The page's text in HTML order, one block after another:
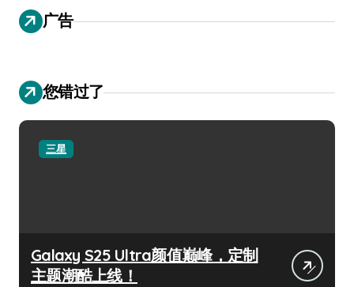
广告
您错过了
三星
Galaxy S25 Ultra颜值巅峰，定制
主题潮酷上线！